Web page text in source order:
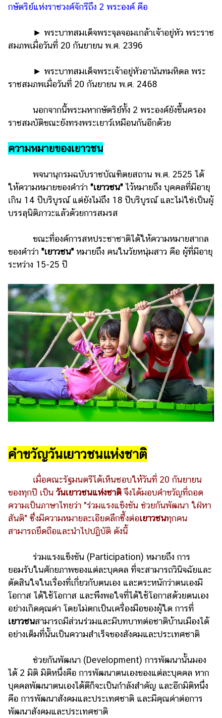
วา
และ
สัตว์
Infographic
บริการ
แอปฯ
กระปุก
ออนไลน์
เรียน
เลข
ติดต่อ
โฆษณา
แจ้ง
ร่วม
งาน
กับ
เรา
กษัตริย์แห่งราชวงค์จักรีถึง 2 พระองค์ คือ
► พระบาทสมเด็จพระจุลจอมเกล้าเจ้าอยู่หัว พระราช
สมภพเมื่อวันที่ 20 กันยายน พ.ศ. 2396
► พระบาทสมเด็จพระเจ้าอยู่หัวอานันทมหิดล พระ
ราชสมภพเมื่อวันที่ 20 กันยายน พ.ศ. 2468
นอกจากนี้พระมหากษัตริย์ทั้ง 2 พระองค์ยังขึ้นครอง
ราชสมบัติขณะยังทรงพระเยาว์เหมือนกันอีกด้วย
ความหมายของเยาวชน
พจนานุกรมฉบับราชบัณฑิตยสถาน พ.ศ. 2525 ได้
ให้ความหมายของคำว่า "เยาวชน" ไว้หมายถึง บุคคลที่มีอายุ
เกิน 14 ปีบริบูรณ์ แต่ยังไม่ถึง 18 ปีบริบูรณ์ และไม่ใช่เป็นผู้
บรรลุนิติภาวะแล้วด้วยการสมรส
ขณะที่องค์การสหประชาชาติได้ให้ความหมายสากล
ของคำว่า "เยาวชน" หมายถึง คนในวัยหนุ่มสาว คือ ผู้ที่มีอายุ
ระหว่าง 15-25 ปี
คำขวัญวันเยาวชนแห่งชาติ
เมื่อคณะรัฐมนตรีได้เห็นชอบให้วันที่ 20 กันยายน
ของทุกปี เป็น วันเยาวชนแห่งชาติจึงได้มอบคำขวัญที่ถอด
ความเป็นภาษาไทยว่า "ร่วมแรงแข็งขัน ช่วยกันพัฒนา ใฝ่หา
สันติ" ซึ่งมีความหมายละเอียดลึกซึ้งต่อเยาวชนทุกคน
สามารถยึดถือและนำไปปฏิบัติ ดังนี้
ร่วมแรงแข็งขัน (Participation) หมายถึง การ
ยอมรับในศักยภาพของแต่ละบุคคล ที่จะสามารถวินิจฉัยและ
ตัดสินใจในเรื่องที่เกี่ยวกับตนเอง และตระหนักว่าตนเองมี
โอกาส ได้ใช้โอกาส และพึงพอใจที่ได้ใช้โอกาสด้วยตนเอง
อย่างเกิดคุณค่า โดยไม่ตกเป็นเครื่องมือของผู้ใด การที่
เยาวชนสามารถมีส่วนร่วมและมีบทบาทต่อชาติบ้านเมืองได้
อย่างเต็มที่นั้นเป็นความสำเร็จของสังคมและประเทศชาติ
ช่วยกันพัฒนา (Development) การพัฒนานั้นมอง
ได้ 2 มิติ มิติหนึ่งคือ การพัฒนาตนเองของแต่ละบุคคล หาก
บุคคลพัฒนาตนเองได้ดีก็จะเป็นกำลังสำคัญ และอีกมิติหนึ่ง
คือ การพัฒนาสังคมและประเทศชาติ และมีคุณค่าต่อการ
พัฒนาสังคมและประเทศชาติ